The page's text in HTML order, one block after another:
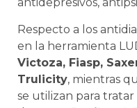
Respecto a los
en la herramienta
Victoza, Fiasp,
Trulicity, mientras
se utilizan para